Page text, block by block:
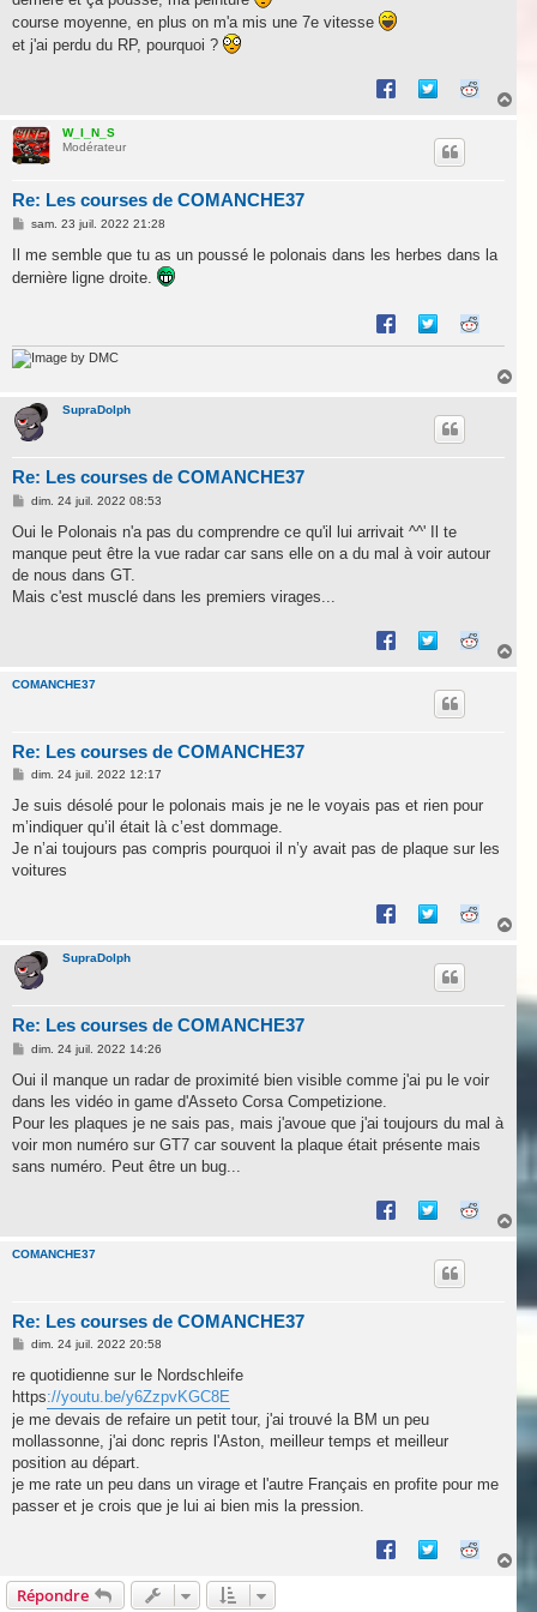
course moyenne, en plus on m'a mis une 7e vitesse
et j'ai perdu du RP, pourquoi ?
W_I_N_S
Modérateur
Re: Les courses de COMANCHE37
M
s
a
sam. 23 juil. 2022 21:28
Il me semble que tu as un poussé le polonais dans les herbes dans la
dernière ligne droite.
by DMC
SupraDolph
Re: Les courses de COMANCHE37
M
s
a
g
dim. 24 juil. 2022 08:53
Oui le Polonais n'a pas du comprendre ce qu'il lui arrivait ^^' Il te
manque peut être la vue radar car sans elle on a du mal à voir autour
de nous dans GT.
Mais c'est musclé dans les premiers virages...
COMANCHE37
Re: Les courses de COMANCHE37
M
s
a
g
dim. 24 juil. 2022 12:17
Je suis désolé pour le polonais mais je ne le voyais pas et rien pour
m’indiquer qu’il était là c’est dommage.
Je n’ai toujours pas compris pourquoi il n’y avait pas de plaque sur les
voitures
SupraDolph
Re: Les courses de COMANCHE37
M
s
a
g
dim. 24 juil. 2022 14:26
Oui il manque un radar de proximité bien visible comme j'ai pu le voir
dans les vidéo in game d'Asseto Corsa Competizione.
Pour les plaques je ne sais pas, mais j'avoue que j'ai toujours du mal à
voir mon numéro sur GT7 car souvent la plaque était présente mais
sans numéro. Peut être un bug...
u
COMANCHE37
Re: Les courses de COMANCHE37
M
s
a
g
e
dim. 24 juil. 2022 20:58
re quotidienne sur le Nordschleife
https://youtu.be/y6ZzpvKGC8E
je me devais de refaire un petit tour, j'ai trouvé la BM un peu
mollassonne, j'ai donc repris l'Aston, meilleur temps et meilleur
position au départ.
je me rate un peu dans un virage et l'autre Français en profite pour me
passer et je crois que je lui ai bien mis la pression.
Répondre